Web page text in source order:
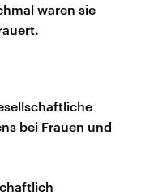
waren sie
bei Frauen und